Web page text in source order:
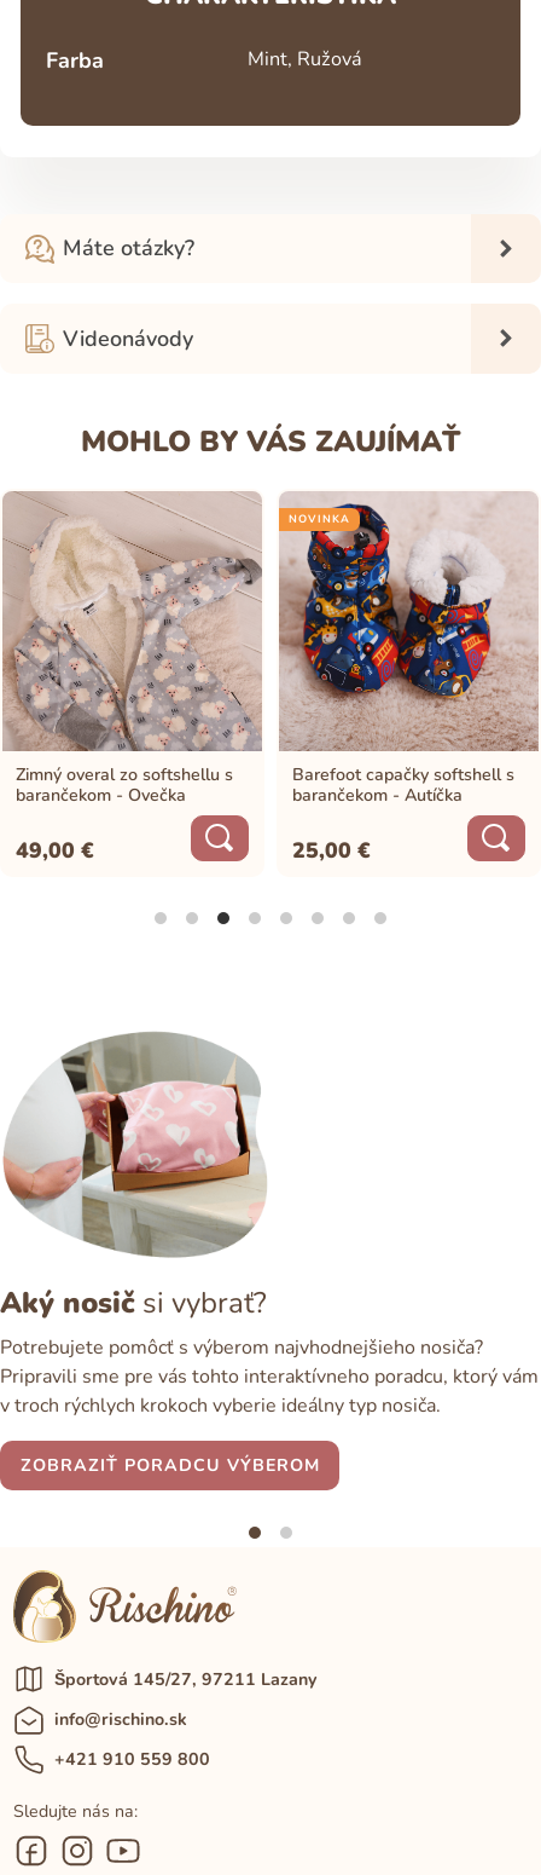
Farba Mint, Ružová
Máte otázky?
Videonávody
MOHLO BY VÁS ZAUJÍMAŤ
Zimný overal zo softshellu s
barančekom - Ovečka
49,00€
NOVINKA
Barefoot capačky softshell s
barančekom - Autíčka
25,00€
Aký nosič si vybrať?
Potrebujete pomôcť s výberom najvhodnejšieho nosiča?
Pripravili sme pre vás tohto interaktívneho poradcu, ktorý vám
v troch rýchlych krokoch vyberie ideálny typ nosiča.
ZOBRAZIŤ PORADCU VÝBEROM
Športová 145/27, 97211 Lazany
info@rischino.sk
+421 910 559 800
Sledujte nás na: